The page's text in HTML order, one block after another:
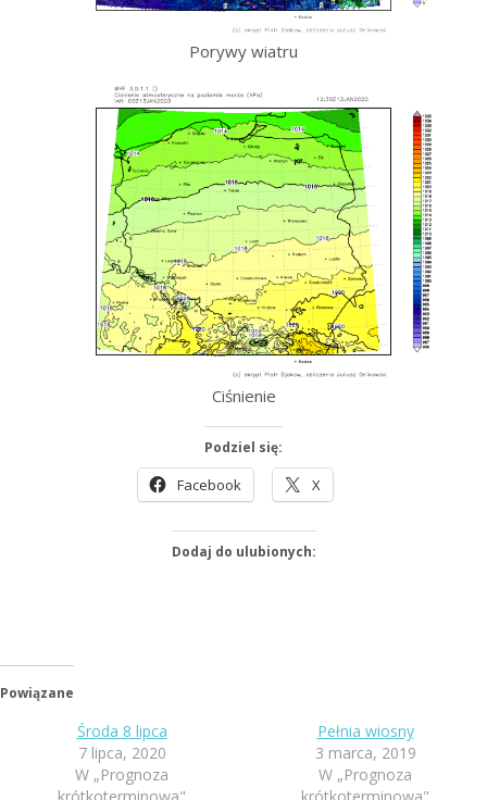
Porywy wiatru
Ciśnienie
Podziel się:
Facebook X
Dodaj do ulubionych:
Powiązane
Środa 8 lipca
7 lipca, 2020
W „Prognoza
Pełnia wiosny
3 marca, 2019
W „Prognoza